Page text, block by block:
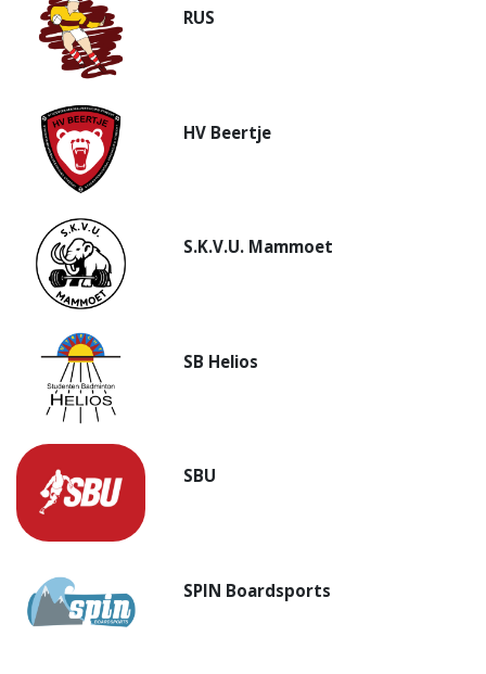
RUS
HV Beertje
S.K.V.U. Mammoet
SB Helios
SBU
SPIN Boardsports